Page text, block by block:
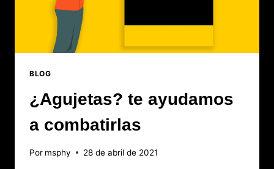
BLOG
¿Agujetas? te ayudamos
a combatirlas
Por msphy 28 de abril de 2021